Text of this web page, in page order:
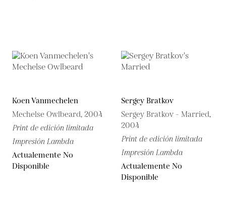
Koen Vanmechelen
Mechelse Owlbeard, 2004
Print de edición limitada
Impresión Lambda
Actualemente No
Disponible
Sergey Bratkov
Sergey Bratkov - Married,
2004
Print de edición limitada
Impresión Lambda
Actualemente No
Disponible